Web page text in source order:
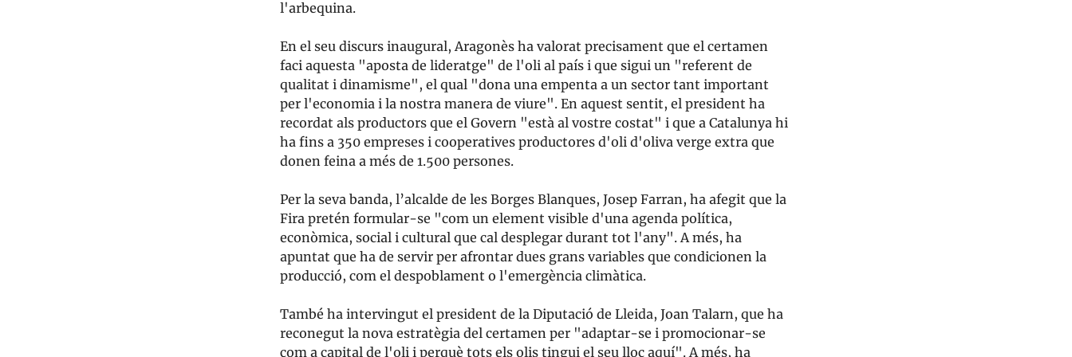
l'arbequina.
En el seu discurs inaugural, Aragonès ha valorat precisament que el certamen
faci aquesta "aposta de lideratge" de l'oli al país i que sigui un "referent de
qualitat i dinamisme", el qual "dona una empenta a un sector tant important
per l'economia i la nostra manera de viure". En aquest sentit, el president ha
recordat als productors que el Govern "està al vostre costat" i que a Catalunya hi
ha fins a 350 empreses i cooperatives productores d'oli d'oliva verge extra que
donen feina a més de 1.500 persones.
Per la seva banda, l’alcalde de les Borges Blanques, Josep Farran, ha afegit que la
Fira pretén formular-se "com un element visible d'una agenda política,
econòmica, social i cultural que cal desplegar durant tot l'any". A més, ha
apuntat que ha de servir per afrontar dues grans variables que condicionen la
producció, com el despoblament o l'emergència climàtica.
També ha intervingut el president de la Diputació de Lleida, Joan Talarn, que ha
reconegut la nova estratègia del certamen per "adaptar-se i promocionar-se
com a capital de l'oli i perquè tots els olis tingui el seu lloc aquí". A més, ha